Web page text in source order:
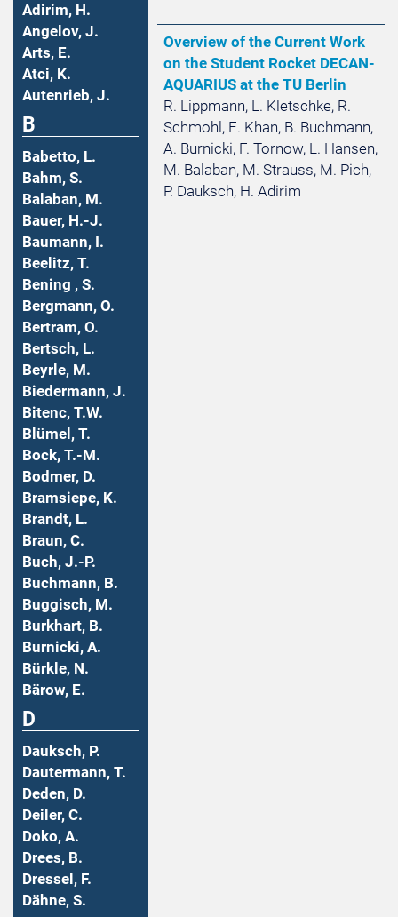
Adirim, H.
Angelov, J.
Arts, E.
Atci, K.
Autenrieb, J.
B
Babetto, L.
Bahm, S.
Balaban, M.
Bauer, H.-J.
Baumann, I.
Beelitz, T.
Bening , S.
Bergmann, O.
Bertram, O.
Bertsch, L.
Beyrle, M.
Biedermann, J.
Bitenc, T.W.
Blümel, T.
Bock, T.-M.
Bodmer, D.
Bramsiepe, K.
Brandt, L.
Braun, C.
Buch, J.-P.
Buchmann, B.
Buggisch, M.
Burkhart, B.
Burnicki, A.
Bürkle, N.
Bärow, E.
D
Dauksch, P.
Dautermann, T.
Deden, D.
Deiler, C.
Doko, A.
Drees, B.
Dressel, F.
Dähne, S.
Overview of the Current Work
on the Student Rocket DECAN-
AQUARIUS at the TU Berlin
R. Lippmann, L. Kletschke, R.
Schmohl, E. Khan, B. Buchmann,
A. Burnicki, F. Tornow, L. Hansen,
M. Balaban, M. Strauss, M. Pich,
P. Dauksch, H. Adirim